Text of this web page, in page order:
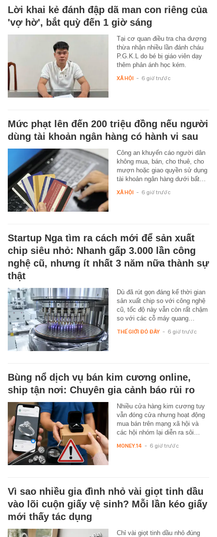
Lời khai kẻ đánh đập dã man con riêng của
'vợ hờ', bắt quỳ đến 1 giờ sáng
Tại cơ quan điều tra cha dượng
thừa nhận nhiều lần đánh cháu
P.G.K.L do bé bị giáo viên dạy
thêm phản ánh học kém.
XÃ HỘI - 6 giờ trước
Mức phạt lên đến 200 triệu đồng nếu người
dùng tài khoản ngân hàng có hành vi sau
Công an khuyến cáo người dân
không mua, bán, cho thuê, cho
mượn hoặc giao quyền sử dụng
tài khoản ngân hàng dưới bất…
XÃ HỘI - 6 giờ trước
Startup Nga tìm ra cách mới để sản xuất
chip siêu nhỏ: Nhanh gấp 3.000 lần công
nghệ cũ, nhưng ít nhất 3 năm nữa thành sự
thật
Dù đã rút gọn đáng kể thời gian
sản xuất chip so với công nghệ
cũ, tốc độ này vẫn còn rất chậm
so với các cỗ máy quang…
THẾ GIỚI ĐÓ ĐÂY - 6 giờ trước
Bùng nổ dịch vụ bán kim cương online,
ship tận nơi: Chuyên gia cảnh báo rủi ro
Nhiều cửa hàng kim cương tuy
vẫn đóng cửa nhưng hoạt động
mua bán trên mạng xã hội và
các hội nhóm lại diễn ra sôi…
MONEY.14 - 6 giờ trước
Vì sao nhiều gia đình nhỏ vài giọt tinh dầu
vào lõi cuộn giấy vệ sinh? Mỗi lần kéo giấy
mới thấy tác dụng
Chỉ vài giọt tinh dầu nhỏ đúng